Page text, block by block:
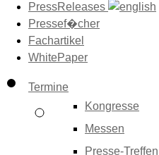
PressReleases
Pressef�cher
Fachartikel
WhitePaper
Termine
Kongresse
Messen
Presse-Treffen